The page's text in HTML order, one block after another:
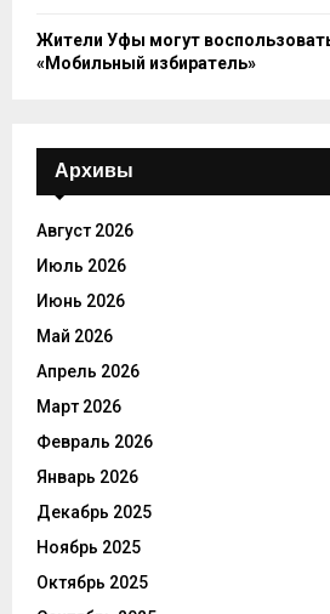
Жители Уфы могут
«Мобильный избиратель»
Архивы
Август 2026
Июль 2026
Июнь 2026
Май 2026
Апрель 2026
Март 2026
Февраль 2026
Январь 2026
Декабрь 2025
Ноябрь 2025
Октябрь 2025